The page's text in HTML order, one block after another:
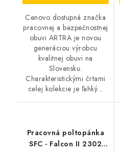
Cenovo dostupná značka
pracovnej a bezpečnostnej
obuvi ARTRA je novou
generáciou výrobcu
kvalitnej obuvi na
Slovensku.
Charakteristickými črtami
celej kolekcie je ľahký...
Pracovná poltopánka
SFC - Falcon II 2302